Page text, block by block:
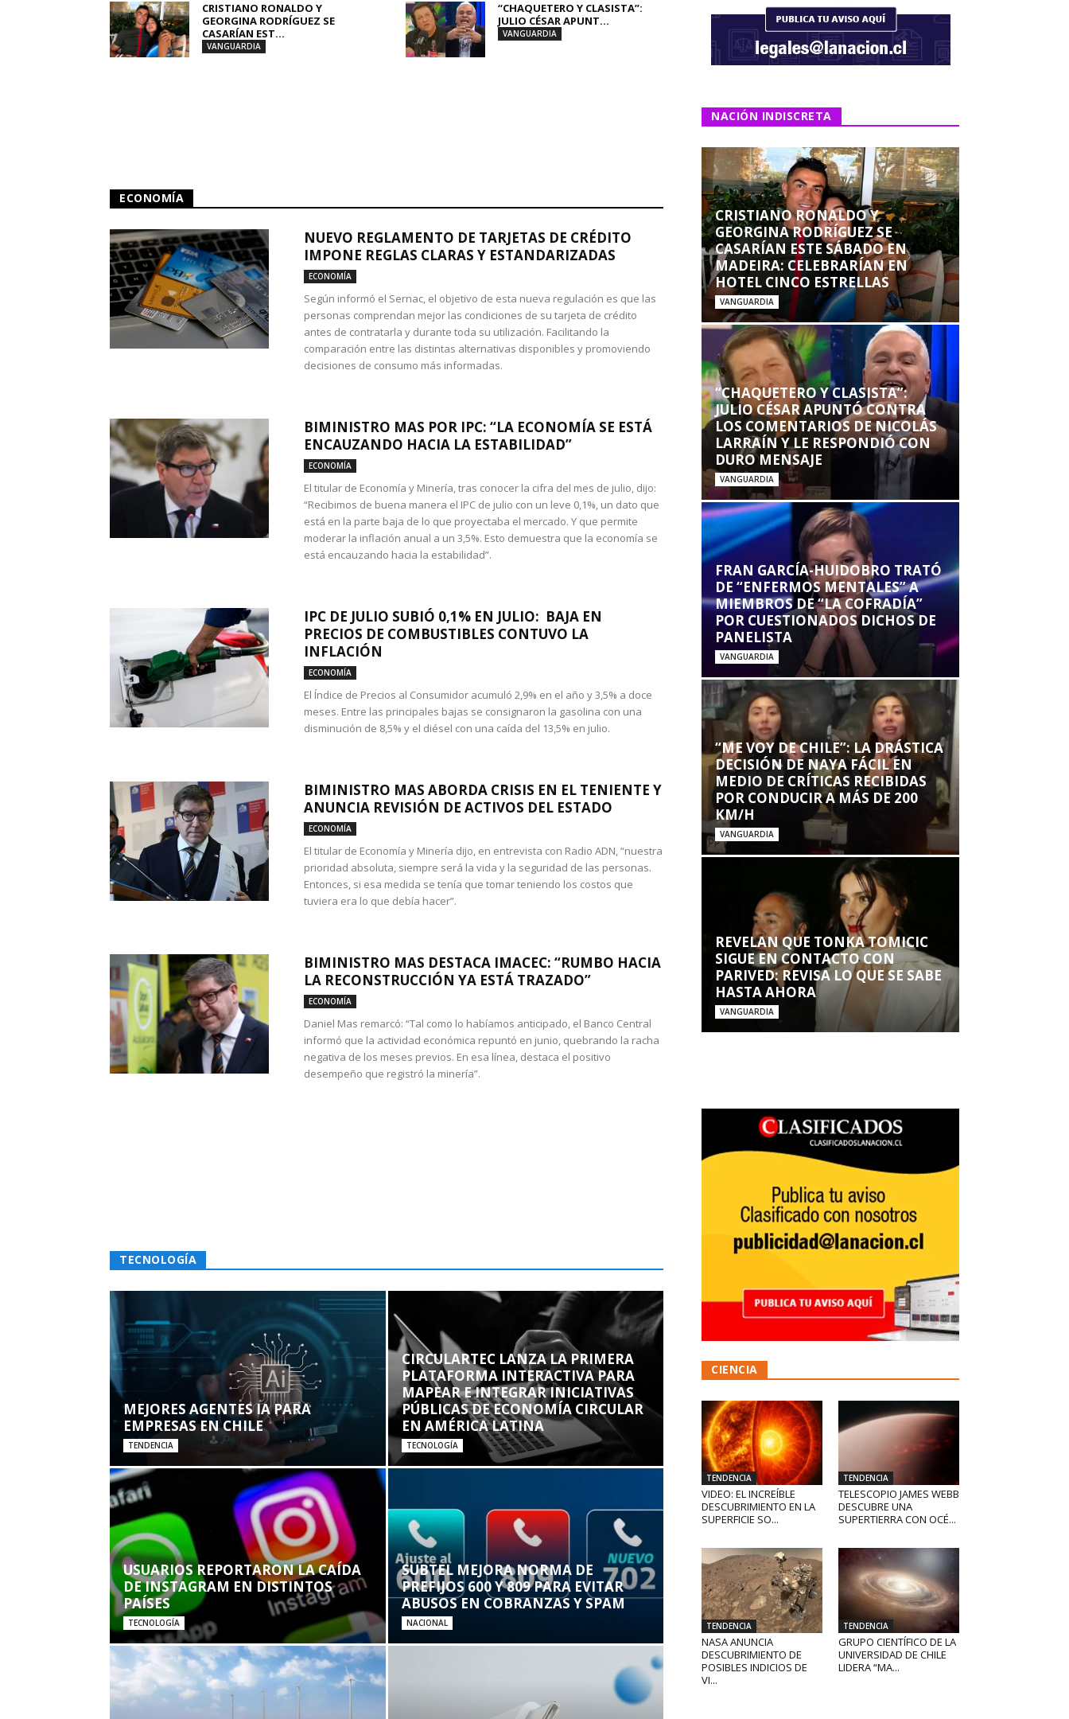
CRISTIANO RONALDO Y
GEORGINA RODRÍGUEZ SE
CASARÍAN EST...
VANGUARDIA
“CHAQUETERO Y CLASISTA”:
JULIO CÉSAR APUNT...
VANGUARDIA
ECONOMÍA
NUEVO REGLAMENTO DE TARJETAS DE CRÉDITO
IMPONE REGLAS CLARAS Y ESTANDARIZADAS
ECONOMÍA
Según informó el Sernac, el objetivo de esta nueva regulación es que las
personas comprendan mejor las condiciones de su tarjeta de crédito
antes de contratarla y durante toda su utilización. Facilitando la
comparación entre las distintas alternativas disponibles y promoviendo
decisiones de consumo más informadas.
BIMINISTRO MAS POR IPC: “LA ECONOMÍA SE ESTÁ
ENCAUZANDO HACIA LA ESTABILIDAD”
ECONOMÍA
El titular de Economía y Minería, tras conocer la cifra del mes de julio, dijo:
“Recibimos de buena manera el IPC de julio con un leve 0,1%, un dato que
está en la parte baja de lo que proyectaba el mercado. Y que permite
moderar la inflación anual a un 3,5%. Esto demuestra que la economía se
está encauzando hacia la estabilidad”.
IPC DE JULIO SUBIÓ 0,1% EN JULIO: BAJA EN
PRECIOS DE COMBUSTIBLES CONTUVO LA
INFLACIÓN
ECONOMÍA
El Índice de Precios al Consumidor acumuló 2,9% en el año y 3,5% a doce
meses. Entre las principales bajas se consignaron la gasolina con una
disminución de 8,5% y el diésel con una caída del 13,5% en julio.
BIMINISTRO MAS ABORDA CRISIS EN EL TENIENTE Y
ANUNCIA REVISIÓN DE ACTIVOS DEL ESTADO
ECONOMÍA
El titular de Economía y Minería dijo, en entrevista con Radio ADN, “nuestra
prioridad absoluta, siempre será la vida y la seguridad de las personas.
Entonces, si esa medida se tenía que tomar teniendo los costos que
tuviera era lo que debía hacer”.
BIMINISTRO MAS DESTACA IMACEC: “RUMBO HACIA
LA RECONSTRUCCIÓN YA ESTÁ TRAZADO”
ECONOMÍA
Daniel Mas remarcó: “Tal como lo habíamos anticipado, el Banco Central
informó que la actividad económica repuntó en junio, quebrando la racha
negativa de los meses previos. En esa línea, destaca el positivo
desempeño que registró la minería”.
TECNOLOGÍA
MEJORES AGENTES IA PARA
EMPRESAS EN CHILE
TENDENCIA
CIRCULARTEC LANZA LA PRIMERA
PLATAFORMA INTERACTIVA PARA
MAPEAR E INTEGRAR INICIATIVAS
PÚBLICAS DE ECONOMÍA CIRCULAR
EN AMÉRICA LATINA
TECNOLOGÍA
USUARIOS REPORTARON LA CAÍDA
DE INSTAGRAM EN DISTINTOS
PAÍSES
TECNOLOGÍA
SUBTEL MEJORA NORMA DE
PREFIJOS 600 Y 809 PARA EVITAR
ABUSOS EN COBRANZAS Y SPAM
NACIONAL
NACIÓN INDISCRETA
CRISTIANO RONALDO Y
GEORGINA RODRÍGUEZ SE
CASARÍAN ESTE SÁBADO EN
MADEIRA: CELEBRARÍAN EN
HOTEL CINCO ESTRELLAS
VANGUARDIA
“CHAQUETERO Y CLASISTA”:
JULIO CÉSAR APUNTÓ CONTRA
LOS COMENTARIOS DE NICOLÁS
LARRAÍN Y LE RESPONDIÓ CON
DURO MENSAJE
VANGUARDIA
FRAN GARCÍA-HUIDOBRO TRATÓ
DE “ENFERMOS MENTALES” A
MIEMBROS DE “LA COFRADÍA”
POR CUESTIONADOS DICHOS DE
PANELISTA
VANGUARDIA
“ME VOY DE CHILE”: LA DRÁSTICA
DECISIÓN DE NAYA FÁCIL EN
MEDIO DE CRÍTICAS RECIBIDAS
POR CONDUCIR A MÁS DE 200
KM/H
VANGUARDIA
REVELAN QUE TONKA TOMICIC
SIGUE EN CONTACTO CON
PARIVED: REVISA LO QUE SE SABE
HASTA AHORA
VANGUARDIA
CIENCIA
TENDENCIA
VIDEO: EL INCREÍBLE
DESCUBRIMIENTO EN LA
SUPERFICIE SO...
TENDENCIA
TELESCOPIO JAMES WEBB
DESCUBRE UNA
SUPERTIERRA CON OCÉ...
TENDENCIA
NASA ANUNCIA
DESCUBRIMIENTO DE
POSIBLES INDICIOS DE
VI...
TENDENCIA
GRUPO CIENTÍFICO DE LA
UNIVERSIDAD DE CHILE
LIDERA “MA...